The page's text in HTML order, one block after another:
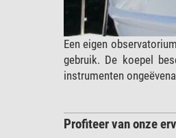
Een eigen
gebruik. De koepel
instrumenten
Profiteer van onze